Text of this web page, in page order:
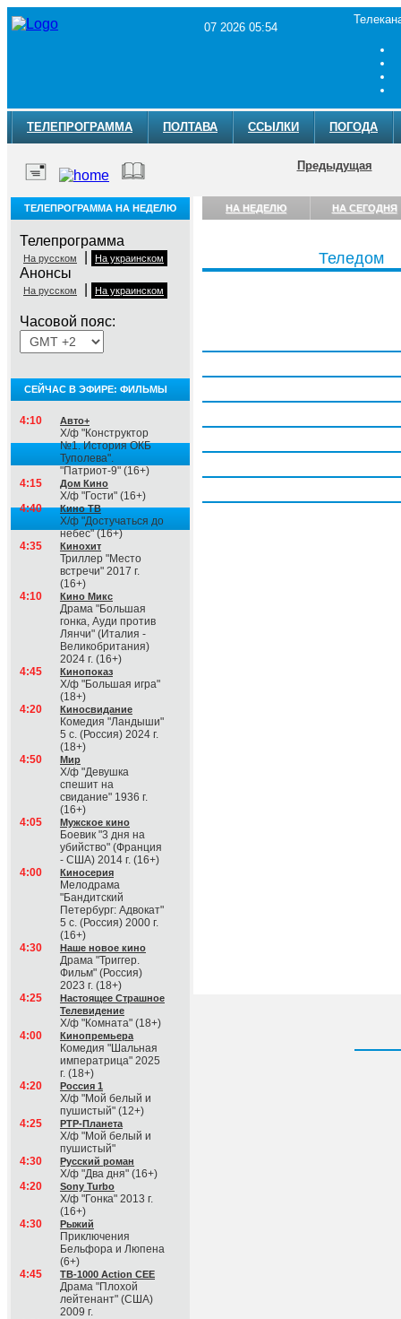
07 2026 05:54
ТЕЛЕПРОГРАММА ПОЛТАВА ССЫЛКИ ПОГОДА
Предыдущая
ТЕЛЕПРОГРАММА НА НЕДЕЛЮ
Телепрограмма
На русском На украинском
Анонсы
На русском На украинском
Часовой пояс:
СЕЙЧАС В ЭФИРЕ: ФИЛЬМЫ
4:10 Авто+
Х/ф "Конструктор
№1. История ОКБ
Туполева".
"Патриот-9" (16+)
4:15
Дом Кино
Х/ф "Гости" (16+)
4:40
Кино ТВ
Х/ф "Достучаться до
небес" (16+)
4:35
Кинохит
Триллер "Место
встречи" 2017 г.
(16+)
4:10
Кино Микс
Драма "Большая
гонка, Ауди против
Лянчи" (Италия -
Великобритания)
2024 г. (16+)
4:45
Кинопоказ
Х/ф "Большая игра"
(18+)
4:20
Киносвидание
Комедия "Ландыши"
5 с. (Россия) 2024 г.
(18+)
4:50
Мир
Х/ф "Девушка
спешит на
свидание" 1936 г.
(16+)
4:05
Мужское кино
Боевик "3 дня на
убийство" (Франция
- США) 2014 г. (16+)
4:00
Киносерия
Мелодрама
"Бандитский
Петербург: Адвокат"
5 с. (Россия) 2000 г.
(16+)
4:30
Наше новое кино
Драма "Триггер.
Фильм" (Россия)
2023 г. (18+)
4:25
Настоящее Страшное
Телевидение
Х/ф "Комната" (18+)
4:00
Кинопремьера
Комедия "Шальная
императрица" 2025
г. (18+)
4:20
Россия 1
Х/ф "Мой белый и
пушистый" (12+)
4:25
РТР-Планета
Х/ф "Мой белый и
пушистый"
4:30
Русский роман
Х/ф "Два дня" (16+)
4:20
Sony Turbo
Х/ф "Гонка" 2013 г.
(16+)
4:30
Рыжий
Приключения
Бельфора и Люпена
(6+)
4:45
ТВ-1000 Action CEE
Драма "Плохой
лейтенант" (США)
2009 г.
НА НЕДЕЛЮ НА СЕГОДНЯ
Теледом